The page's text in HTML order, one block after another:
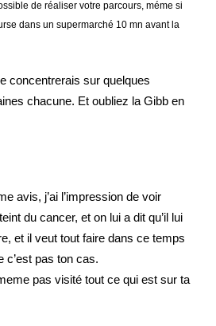
de réaliser votre parcours, méme si
dans un supermarché 10 mn avant la
concentrerais sur quelques
chacune. Et oubliez la Gibb en
avis, j’ai l’impression de voir
du cancer, et on lui a dit qu’il lui
et il veut tout faire dans ce temps
c’est pas ton cas.
pas visité tout ce qui est sur ta